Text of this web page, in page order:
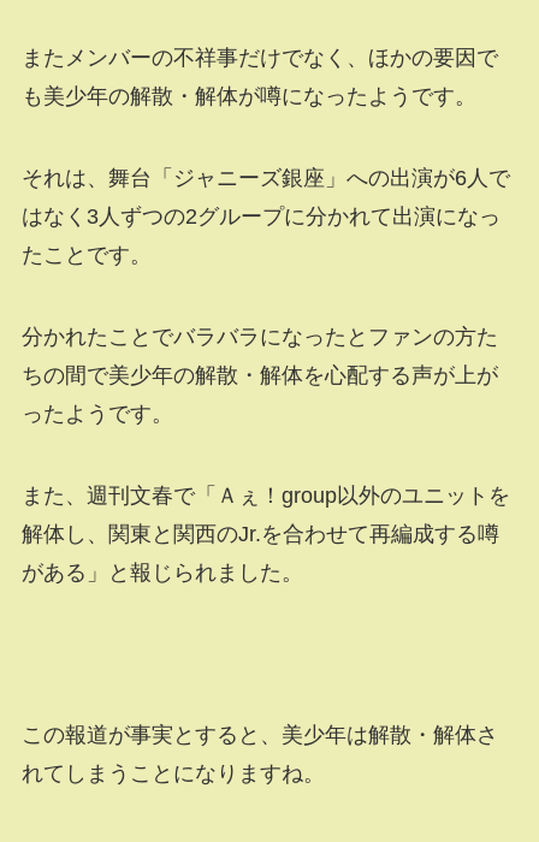
またメンバーの不祥事だけでなく、ほかの要因で
も美少年の解散・解体が噂になったようです。
それは、舞台「ジャニーズ銀座」への出演が6人で
はなく3人ずつの2グループに分かれて出演になっ
たことです。
分かれたことでバラバラになったとファンの方た
ちの間で美少年の解散・解体を心配する声が上が
ったようです。
また、週刊文春で「Ａぇ！group以外のユニットを
解体し、関東と関西のJr.を合わせて再編成する噂
がある」と報じられました。
この報道が事実とすると、美少年は解散・解体さ
れてしまうことになりますね。